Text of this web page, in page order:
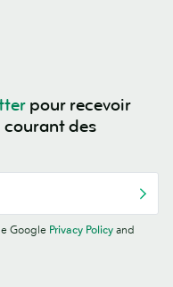
pour recevoir
courant des
Google Privacy Policy and